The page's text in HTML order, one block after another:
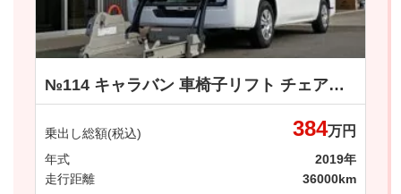
№114 キャラバン 車椅子リフト チェアキャブＭタイプ ４ＷＤディーゼルターボ車 日産
乗出し総額(税込) 384万円
年式
2019年
走行距離
36000km